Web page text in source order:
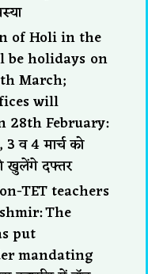
of Holi in the
be holidays on
March;
will
28th February:
व 4 मार्च को
खुलेंगे दफ्तर
TET teachers
The
put
mandating